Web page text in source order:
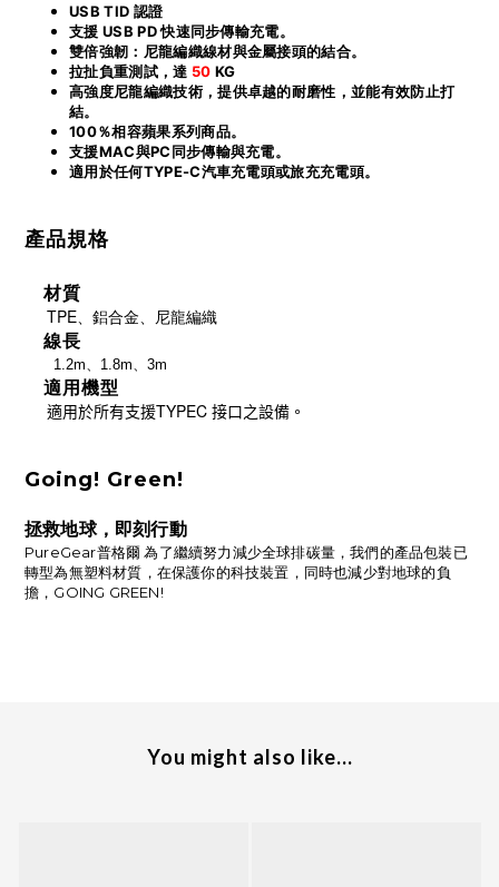
USB TID 認證
支援 USB PD 快速同步傳輸充電。
雙倍強韌：尼龍編織線材與金屬接頭的結合。
拉扯負重測試，達 50 KG
高強度尼龍編織技術，提供卓越的耐磨性，並能有效防止打
結。
100％相容蘋果系列商品。
支援MAC與PC同步傳輸與充電。
適用於任何TYPE-C汽車充電頭或旅充充電頭。
產品規格
材質
TPE、鋁合金、尼龍編織
線長
1.2m、1.8m、3m
適用機型
適用於所有支援TYPEC 接口之設備。
Going! Green!
拯救地球，即刻行動
PureGear普格爾 為了繼續努力減少全球排碳量，我們的產品包裝已
轉型為無塑料材質，在保護你的科技裝置，同時也減少對地球的負
擔，GOING GREEN!
You might also like...